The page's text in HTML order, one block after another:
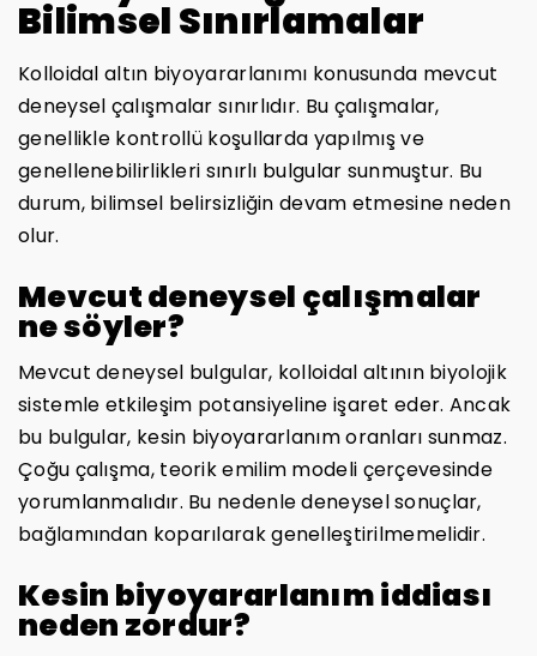
Bilimsel Sınırlamalar
Kolloidal altın biyoyararlanımı konusunda mevcut
deneysel çalışmalar sınırlıdır. Bu çalışmalar,
genellikle kontrollü koşullarda yapılmış ve
genellenebilirlikleri sınırlı bulgular sunmuştur. Bu
durum, bilimsel belirsizliğin devam etmesine neden
olur.
Mevcut deneysel çalışmalar
ne söyler?
Mevcut deneysel bulgular, kolloidal altının biyolojik
sistemle etkileşim potansiyeline işaret eder. Ancak
bu bulgular, kesin biyoyararlanım oranları sunmaz.
Çoğu çalışma, teorik emilim modeli çerçevesinde
yorumlanmalıdır. Bu nedenle deneysel sonuçlar,
bağlamından koparılarak genelleştirilmemelidir.
Kesin biyoyararlanım iddiası
neden zordur?